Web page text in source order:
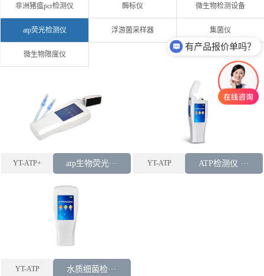
非洲猪瘟pcr检测仪 酶标仪 微生物检测设备
atp荧光检测仪 浮游菌采样器 集菌仪
微生物限度仪
YT-ATP+ atp生物荧光··· YT-ATP ATP检测仪 ···
YT-ATP 水质细菌检···
有产品报价单吗？